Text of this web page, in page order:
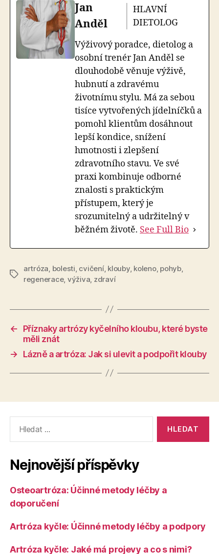
Jan
Anděl
HLAVNÍ
DIETOLOG
Výživový poradce, dietolog a
osobní trenér Jan Anděl se
dlouhodobě věnuje výživě,
hubnutí a zdravému
životnímu stylu. Má za sebou
tisíce vytvořených jídelníčků a
pomohl klientům dosáhnout
lepší kondice, snížení
hmotnosti i zlepšení
zdravotního stavu. Ve své
praxi kombinuje odborné
znalosti s praktickým
přístupem, který je
srozumitelný a udržitelný v
běžném životě. See Full Bio
Štítky
artróza bolesti cvičení, klouby, koleno, pohyb,
regenerace, výživa zdraví
←
Příznaky artrózy kyčelního kloubu, které byste
měli znát
→
Lázně a artróza: Jak si ulevit a podpořit klouby
vyhledávání:
Nejnovější příspěvky
Osteoartróza: Účinné metody léčby a
doporučení
Artróza kyčle: Účinné metody léčby a podpory
Artróza kyčle: Jaké má projevy a co s nimi?